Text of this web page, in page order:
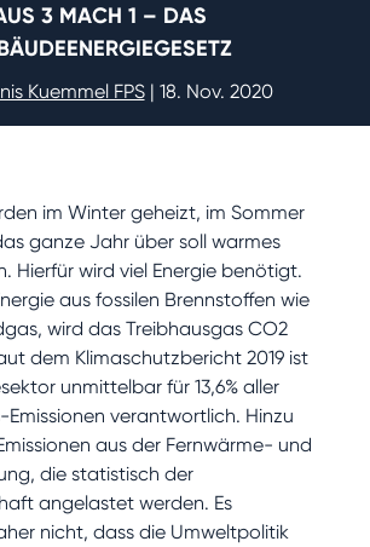
3 MACH 1 – DAS
Kuemmel FPS| 18. Nov. 2020
im Winter geheizt, im Sommer
ganze Jahr über soll warmes
Hierfür wird viel Energie benötigt.
aus fossilen Brennstoffen wie
wird das Treibhausgas CO2
dem Klimaschutzbericht 2019 ist
unmittelbar für 13,6% aller
Emissionen verantwortlich. Hinzu
aus der Fernwärme- und
die statistisch der
angelastet werden. Es
nicht, dass die Umweltpolitik